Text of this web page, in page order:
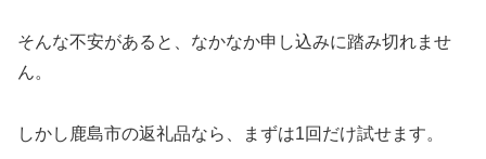
そんな不安があると、なかなか申し込みに踏み切れませ
ん。
しかし鹿島市の返礼品なら、まずは1回だけ試せます。